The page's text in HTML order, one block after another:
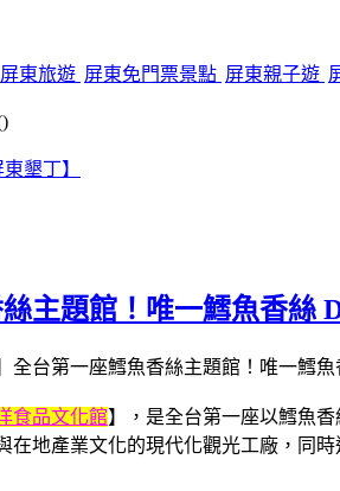
屏東旅遊 屏東免門票景點 屏東親子遊
)
墾丁】
主題館！唯一鱈魚香絲
食品文化館】，是全台第一座以鱈魚
在地產業文化的現代化觀光工廠，同